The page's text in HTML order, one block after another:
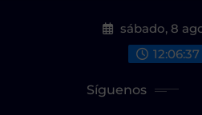
sábado, 8
Síguenos